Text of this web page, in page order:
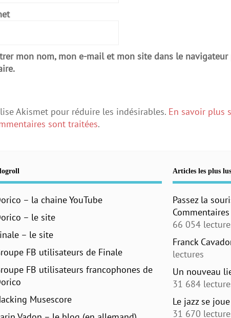
mon nom, mon e-mail et mon site dans le
Akismet pour réduire les indésirables. En savoir plus
sont traitées.
– la chaine YouTube
– le site
– le site
FB utilisateurs de Finale
FB utilisateurs francophones de
Musescore
Articles les plus lus
Passez la
66 054
Franck
lectures
Un nouveau
31 684
Le jazz se
31 670